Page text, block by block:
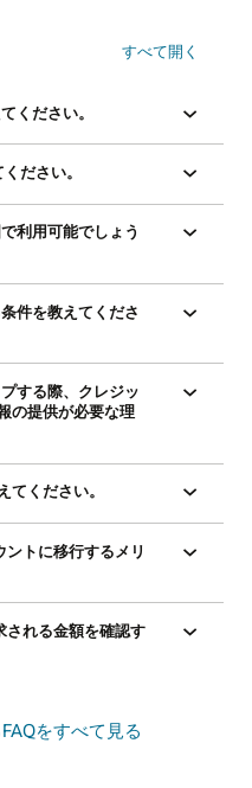
すべて開く
ください。
ださい。
利用可能でしょう
件を教えてくださ
する際、クレジッ
の提供が必要な理
ください。
ントに移行するメリ
される金額を確認す
をすべて見る